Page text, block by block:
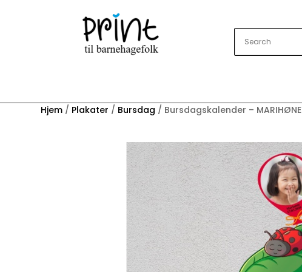
Hjem / Plakater / Bursdag / Bursdagskalender – MARIHØNE